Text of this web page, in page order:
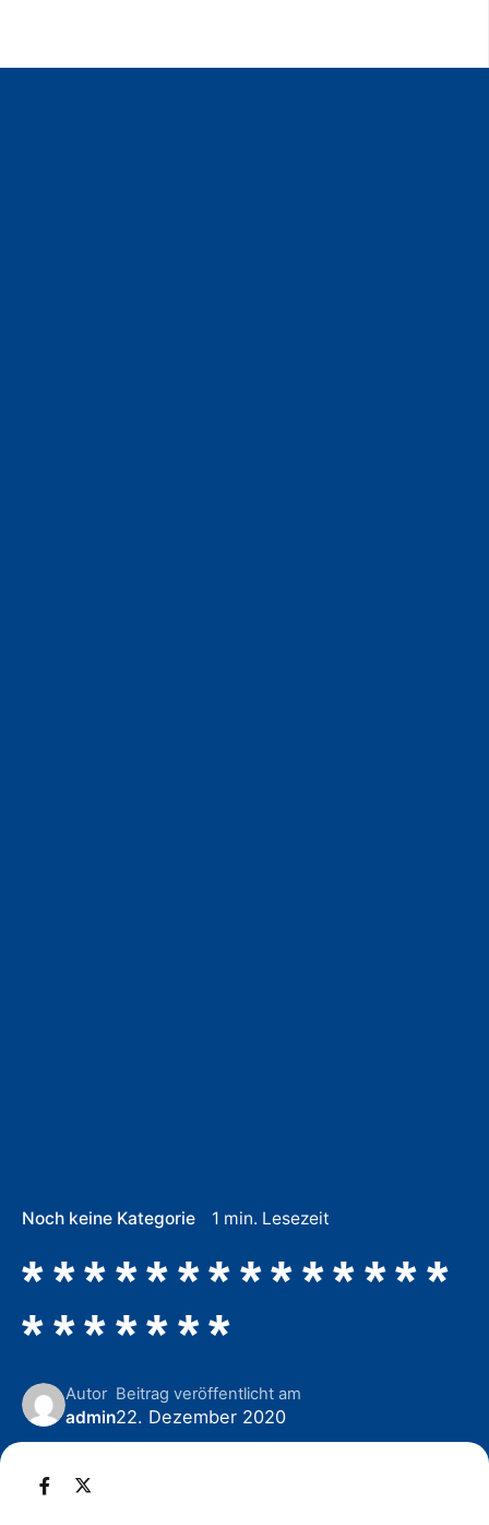
Noch keine Kategorie 1 min. Lesezeit
* * * * * * * * * * * * * *
* * * * * * *
Autor
admin
Beitrag veröffentlicht am
22. Dezember 2020